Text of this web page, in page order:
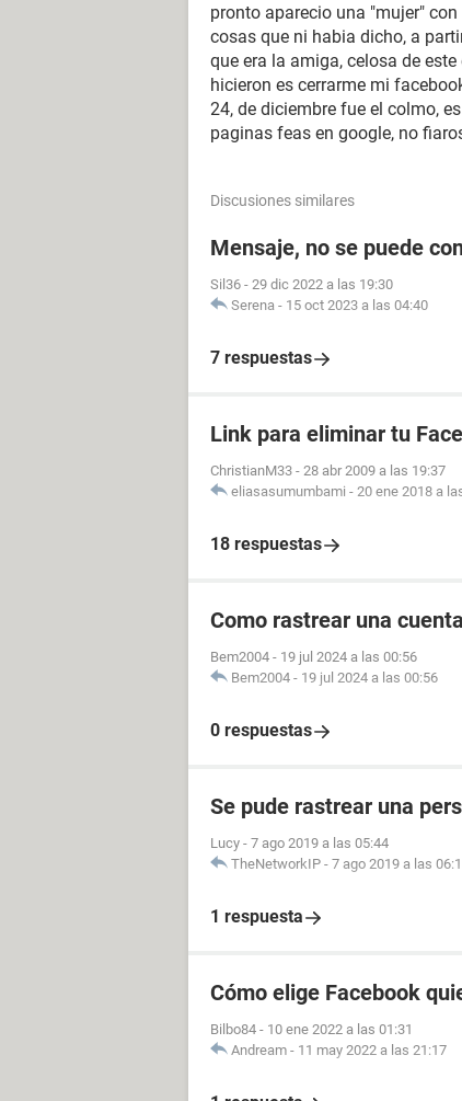
pronto aparecio una "mujer"
cosas que ni habia dicho, a
que era la amiga, celosa de
hicieron es cerrarme mi
24, de diciembre fue el colmo,
paginas feas en google, no
Discusiones similares
Mensaje, no se puede
Sil36 - 29 dic 2022 a las 19:30
Serena - 15 oct 2023 a las 04:40
7 respuestas
Link para eliminar tu
ChristianM33 - 28 abr 2009 a las 19:37
eliasasumumbami - 20 ene 2018 a
18 respuestas
Como rastrear una
Bem2004 - 19 jul 2024 a las 00:56
Bem2004 - 19 jul 2024 a las 00:56
0 respuestas
Se pude rastrear una
Lucy - 7 ago 2019 a las 05:44
TheNetworkIP - 7 ago 2019 a las
1 respuesta
Cómo elige Facebook
Bilbo84 - 10 ene 2022 a las 01:31
Andream - 11 may 2022 a las 21:17